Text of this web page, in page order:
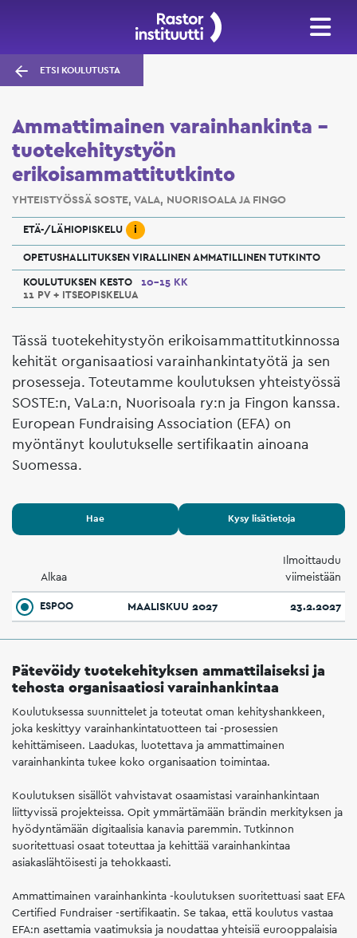
ETSI KOULUTUSTA
Ammattimainen varainhankinta –
tuotekehitystyön
erikoisammattitutkinto
YHTEISTYÖSSÄ SOSTE, VALA, NUORISOALA JA FINGO
ETÄ-/LÄHIOPISKELU i
OPETUSHALLITUKSEN VIRALLINEN AMMATILLINEN TUTKINTO
KOULUTUKSEN KESTO
10–15 KK
11 PV + ITSEOPISKELUA
Tässä tuotekehitystyön erikoisammattitutkinnossa
kehität organisaatiosi varainhankintatyötä ja sen
prosesseja. Toteutamme koulutuksen yhteistyössä
SOSTE:n, VaLa:n, Nuorisoala ry:n ja Fingon kanssa.
European Fundraising Association (EFA) on
myöntänyt koulutukselle sertifikaatin ainoana
Suomessa.
Hae Kysy lisätietoja
Alkaa
Ilmoittaudu
viimeistään
ESPOO MAALISKUU 2027 23.2.2027
Pätevöidy tuotekehityksen ammattilaiseksi ja
tehosta organisaatiosi varainhankintaa
Koulutuksessa suunnittelet ja toteutat oman kehityshankkeen,
joka keskittyy varainhankintatuotteen tai -prosessien
kehittämiseen. Laadukas, luotettava ja ammattimainen
varainhankinta tukee koko organisaation toimintaa.
Koulutuksen sisällöt vahvistavat osaamistasi varainhankintaan
liittyvissä projekteissa. Opit ymmärtämään brändin merkityksen ja
hyödyntämään digitaalisia kanavia paremmin. Tutkinnon
suoritettuasi osaat toteuttaa ja kehittää varainhankintaa
asiakaslähtöisesti ja tehokkaasti.
Ammattimainen varainhankinta -koulutuksen suoritettuasi saat EFA
Certified Fundraiser -sertifikaatin. Se takaa, että koulutus vastaa
EFA:n asettamia vaatimuksia ja noudattaa yhteisiä eurooppalaisia